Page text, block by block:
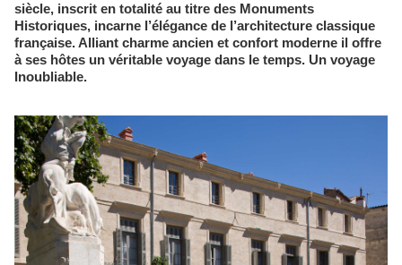
siècle, inscrit en totalité au titre des Monuments
Historiques, incarne l’élégance de l’architecture classique
française. Alliant charme ancien et confort moderne il offre
à ses hôtes un véritable voyage dans le temps. Un voyage
Inoubliable.